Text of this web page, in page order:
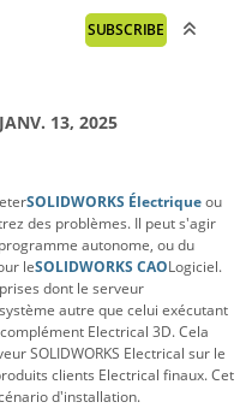
SUBSCRIBE
13, 2025
SOLIDWORKS Électriqueou
des problèmes. Il peut s'agir
autonome, ou du
leSOLIDWORKS CAOLogiciel.
dont le serveur
autre que celui exécutant
Electrical 3D. Cela
SOLIDWORKS Electrical sur le
clients Electrical finaux. Cet
d'installation.